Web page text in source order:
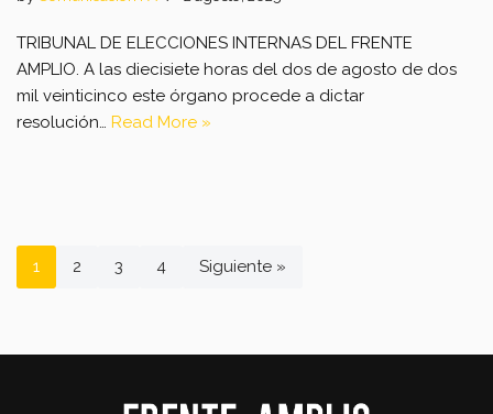
TRIBUNAL DE ELECCIONES INTERNAS DEL FRENTE
AMPLIO. A las diecisiete horas del dos de agosto de dos
mil veinticinco este órgano procede a dictar
resolución… Read More »
1 2 3 4 Siguiente »